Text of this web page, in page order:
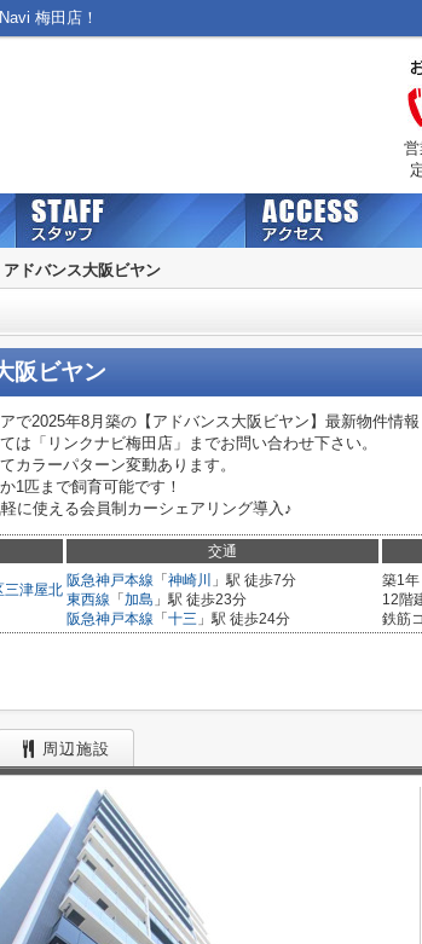
梅田店！
アドバンス大阪ビヤン
阪ビヤン
で2025年8月築の【アドバンス大阪ビヤン】最新物件情報
は「リンクナビ梅田店」までお問い合わせ下さい。
カラーパターン変動あります。
1匹まで飼育可能です！
に使える会員制カーシェアリング導入♪
交通
三津屋北
阪急神戸本線 「 神崎川
」駅 徒歩7分
東西線 「 加島 」駅 徒歩23分
阪急神戸本線 「 十三 」駅 徒歩24分
築1年
12階
鉄筋
周辺施設